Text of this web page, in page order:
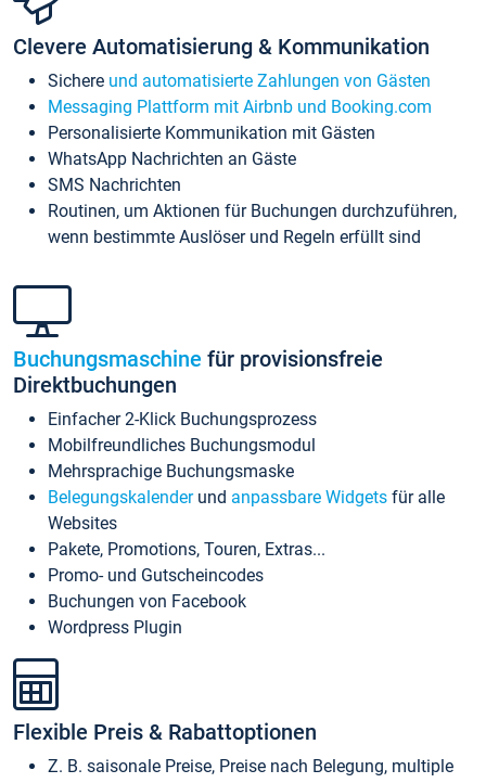
Clevere Automatisierung & Kommunikation
Sichere und automatisierte Zahlungen von Gästen
Messaging Plattform mit Airbnb und Booking.com
Personalisierte Kommunikation mit Gästen
WhatsApp Nachrichten an Gäste
SMS Nachrichten
Routinen, um Aktionen für Buchungen durchzuführen,
wenn bestimmte Auslöser und Regeln erfüllt sind
Buchungsmaschine für provisionsfreie
Direktbuchungen
Einfacher 2-Klick Buchungsprozess
Mobilfreundliches Buchungsmodul
Mehrsprachige Buchungsmaske
Belegungskalenderund anpassbare Widgets für alle
Websites
Pakete, Promotions, Touren, Extras...
Promo- und Gutscheincodes
Buchungen von Facebook
Wordpress Plugin
Flexible Preis & Rabattoptionen
Z. B. saisonale Preise, Preise nach Belegung, multiple